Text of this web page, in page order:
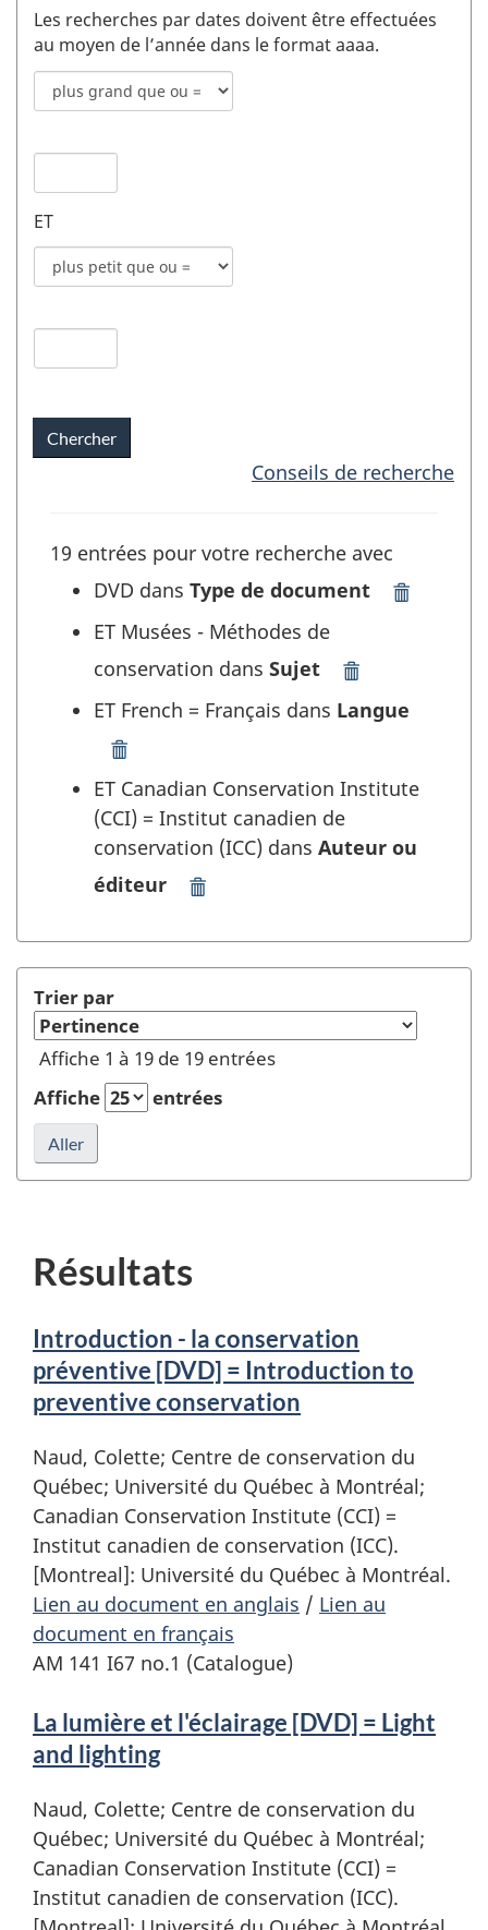
Les recherches par dates doivent être effectuées
au moyen de l’année dans le format aaaa.
Mode
de
pour
publication
champs
1
Date
1
ET
Mode
de
pour
champs
2
Date
Conseils de recherche
19 entrées pour votre recherche avec
DVD dans Type de document
la
ET Musées - Méthodes de
conservation dans Sujet
-
conservation"
Sujet
recherche
ET French = Français dans Langue
=
Français"
dans
Langue
recherche
ET Canadian Conservation Institute
(CCI) = Institut canadien de
conservation (ICC) dans Auteur ou
éditeur
Conservation
Institute
=
Institut
canadien
Auteur
recherche
Trier par
Affiche 1 à 19 de 19 entrées
Affiche
entrées
Résultats
Introduction - la conservation
préventive [DVD] = Introduction to
preventive conservation
Naud, Colette; Centre de conservation du
Québec; Université du Québec à Montréal;
Canadian Conservation Institute (CCI) =
Institut canadien de conservation (ICC).
[Montreal]: Université du Québec à Montréal.
Lien au document en anglais / Lien au
document en français
AM 141 I67 no.1 (Catalogue)
La lumière et l'éclairage [DVD] = Light
and lighting
Naud, Colette; Centre de conservation du
Québec; Université du Québec à Montréal;
Canadian Conservation Institute (CCI) =
Institut canadien de conservation (ICC).